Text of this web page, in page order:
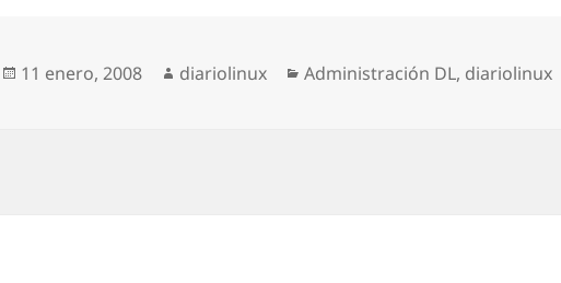
Publicado
11 enero, 2008 Autor
diariolinux Categorías
Administración DL, diariolinux